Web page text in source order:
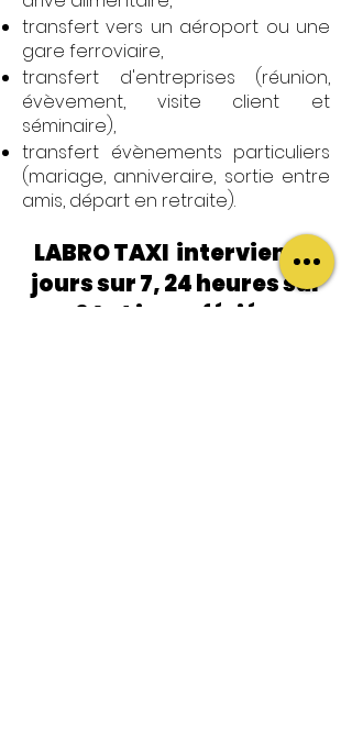
transfert vers un aéroport ou une
gare ferroviaire,
transfert d'entreprises (réunion,
évèvement, visite client et
séminaire),
transfert évènements particuliers
(mariage, anniveraire, sortie entre
amis, départ en retraite).
LABRO TAXI intervient 7
jours sur 7, 24 heures sur
24 et jours fériés.